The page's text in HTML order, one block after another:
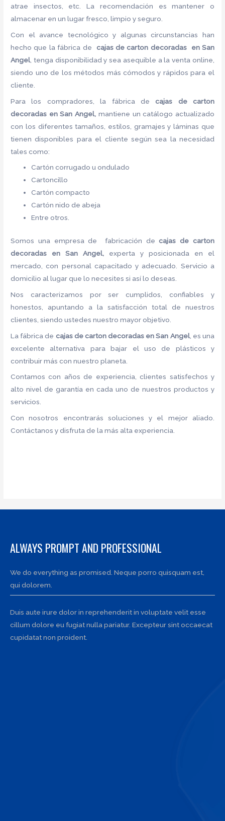
atrae insectos, etc. La recomendación es mantener o
almacenar en un lugar fresco, limpio y seguro.
Con el avance tecnológico y algunas circunstancias han
hecho que la fábrica de cajas de carton decoradas en San
Angel , tenga disponibilidad y sea asequible a la venta online,
siendo uno de los métodos más cómodos y rápidos para el
cliente.
Para los compradores, la fábrica decajas de carton
decoradas en San Angel, mantiene un catálogo actualizado
con los diferentes tamaños, estilos, gramajes y láminas que
tienen disponibles para el cliente según sea la necesidad
tales como:
Cartón corrugado u ondulado
Cartoncillo
Cartón compacto
Cartón nido de abeja
Entre otros.
Somos una empresa de fabricación decajas de carton
decoradas en San Angel, experta y posicionada en el
mercado, con personal capacitado y adecuado. Servicio a
domicilio al lugar que lo necesites si así lo deseas.
Nos caracterizamos por ser cumplidos, confiables y
honestos, apuntando a la satisfacción total de nuestros
clientes, siendo ustedes nuestro mayor objetivo.
La fábrica de cajas de carton decoradas en San Angel, es una
excelente alternativa para bajar el uso de plásticos y
contribuir más con nuestro planeta.
Contamos con años de experiencia, clientes satisfechos y
alto nivel de garantía en cada uno de nuestros productos y
servicios.
Con nosotros encontrarás soluciones y el mejor aliado.
Contáctanos y disfruta de la más alta experiencia.
ALWAYS PROMPT AND PROFESSIONAL
We do everything as promised. Neque porro quisquam est,
qui dolorem.
Duis aute irure dolor in reprehenderit in voluptate velit esse
cillum dolore eu fugiat nulla pariatur. Excepteur sint occaecat
cupidatat non proident.